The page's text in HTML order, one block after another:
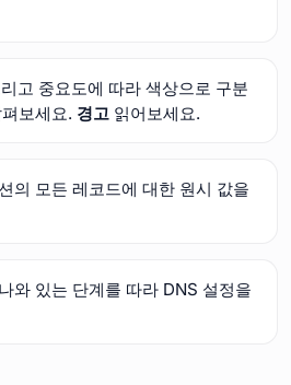
고 중요도에 따라 색상으로 구분
보세요. 경고읽어보세요.
의 모든 레코드에 대한 원시 값을
와 있는 단계를 따라 DNS 설정을